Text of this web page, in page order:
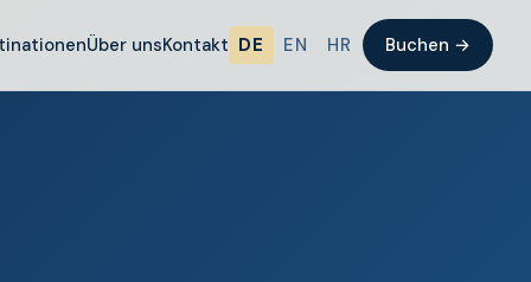
Über unsKontakt DE EN HR Buchen →